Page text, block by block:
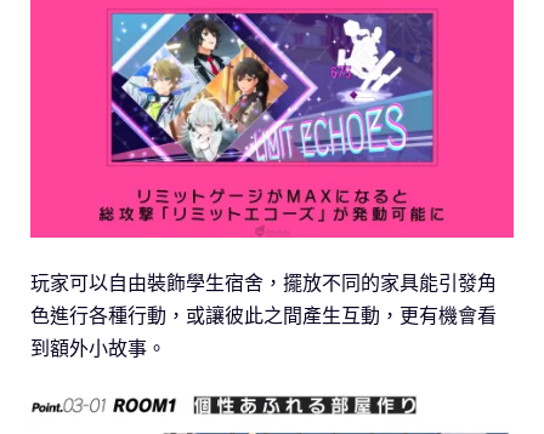
玩家可以自由裝飾學生宿舍，擺放不同的家具能引發角
色進行各種行動，或讓彼此之間產生互動，更有機會看
到額外小故事。